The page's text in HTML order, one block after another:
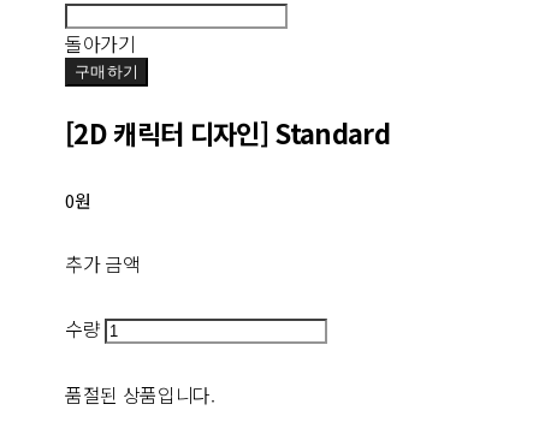
돌아가기
구매하기
[2D 캐릭터 디자인] Standard
0원
추가 금액
수량
품절된 상품입니다.